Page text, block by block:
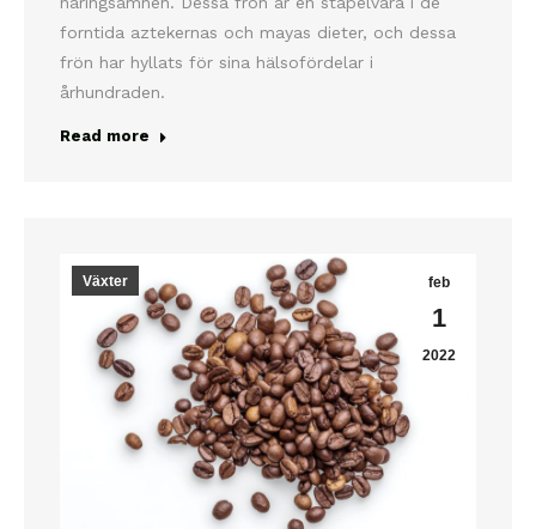
forntida aztekernas och mayas dieter, och dessa
frön har hyllats för sina hälsofördelar i
århundraden.
Read more
feb
1
2022
Växter